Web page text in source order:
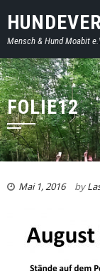
Mensch & Hund Moabit
FOLIE12
Mai 1, 2016 by